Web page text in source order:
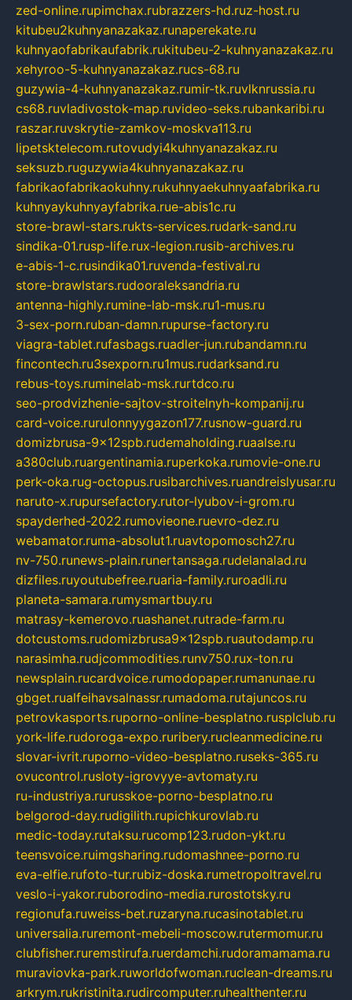
zed-online.rupimchax.rubrazzers-hd.ruz-host.ru
kitubeu2kuhnyanazakaz.runaperekate.ru
kuhnyaofabrikaufabrik.rukitubeu-2-kuhnyanazakaz.ru
xehyroo-5-kuhnyanazakaz.rucs-68.ru
guzywia-4-kuhnyanazakaz.rumir-tk.ruvlknrussia.ru
cs68.ruvladivostok-map.ruvideo-seks.rubankaribi.ru
raszar.ruvskrytie-zamkov-moskva113.ru
lipetsktelecom.rutovudyi4kuhnyanazakaz.ru
seksuzb.ruguzywia4kuhnyanazakaz.ru
fabrikaofabrikaokuhny.rukuhnyaekuhnyaafabrika.ru
kuhnyaykuhnyayfabrika.rue-abis1c.ru
store-brawl-stars.rukts-services.rudark-sand.ru
sindika-01.rusp-life.rux-legion.rusib-archives.ru
e-abis-1-c.rusindika01.ruvenda-festival.ru
store-brawlstars.rudooraleksandria.ru
antenna-highly.rumine-lab-msk.ru1-mus.ru
3-sex-porn.ruban-damn.rupurse-factory.ru
viagra-tablet.rufasbags.ruadler-jun.rubandamn.ru
fincontech.ru3sexporn.ru1mus.rudarksand.ru
rebus-toys.ruminelab-msk.rurtdco.ru
seo-prodvizhenie-sajtov-stroitelnyh-kompanij.ru
card-voice.rurulonnyygazon177.rusnow-guard.ru
domizbrusa-9x12spb.rudemaholding.ruaalse.ru
a380club.ruargentinamia.ruperkoka.rumovie-one.ru
perk-oka.rug-octopus.rusibarchives.ruandreislyusar.ru
naruto-x.rupursefactory.rutor-lyubov-i-grom.ru
spayderhed-2022.rumovieone.ruevro-dez.ru
webamator.ruma-absolut1.ruavtopomosch27.ru
nv-750.runews-plain.runertansaga.rudelanalad.ru
dizfiles.ruyoutubefree.ruaria-family.ruroadli.ru
planeta-samara.rumysmartbuy.ru
matrasy-kemerovo.ruashanet.rutrade-farm.ru
dotcustoms.rudomizbrusa9x12spb.ruautodamp.ru
narasimha.rudjcommodities.runv750.rux-ton.ru
newsplain.rucardvoice.rumodopaper.rumanunae.ru
gbget.rualfeihavsalnassr.rumadoma.rutajuncos.ru
petrovkasports.ruporno-online-besplatno.rusplclub.ru
york-life.rudoroga-expo.ruribery.rucleanmedicine.ru
slovar-ivrit.ruporno-video-besplatno.ruseks-365.ru
ovucontrol.rusloty-igrovyye-avtomaty.ru
ru-industriya.rurusskoe-porno-besplatno.ru
belgorod-day.rudigilith.rupichkurovlab.ru
medic-today.rutaksu.rucomp123.rudon-ykt.ru
teensvoice.ruimgsharing.rudomashnee-porno.ru
eva-elfie.rufoto-tur.rubiz-doska.rumetropoltravel.ru
veslo-i-yakor.ruborodino-media.rurostotsky.ru
regionufa.ruweiss-bet.ruzaryna.rucasinotablet.ru
universalia.ruremont-mebeli-moscow.rutermomur.ru
clubfisher.ruremstirufa.ruerdamchi.rudoramamama.ru
muraviovka-park.ruworldofwoman.ruclean-dreams.ru
arkrym.rukristinita.rudircomputer.ruhealthenter.ru